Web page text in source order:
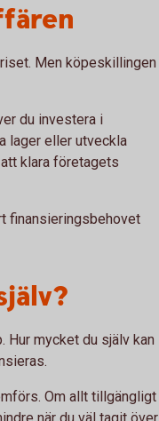
Men köpeskillingen
du investera i
lager eller utveckla
klara företagets
finansieringsbehovet
mycket du själv kan
Om allt tillgängligt